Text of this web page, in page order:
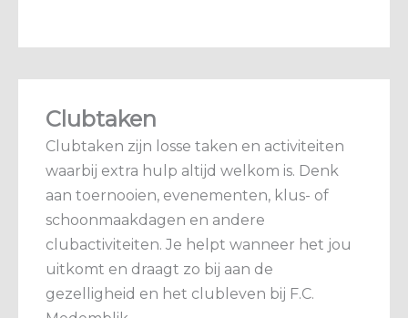
Clubtaken
Clubtaken zijn losse taken en activiteiten
waarbij extra hulp altijd welkom is. Denk
aan toernooien, evenementen, klus- of
schoonmaakdagen en andere
clubactiviteiten. Je helpt wanneer het jou
uitkomt en draagt zo bij aan de
gezelligheid en het clubleven bij F.C.